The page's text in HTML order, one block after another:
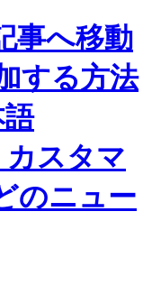
事へ移動
する方法
カスタマ
のニュー